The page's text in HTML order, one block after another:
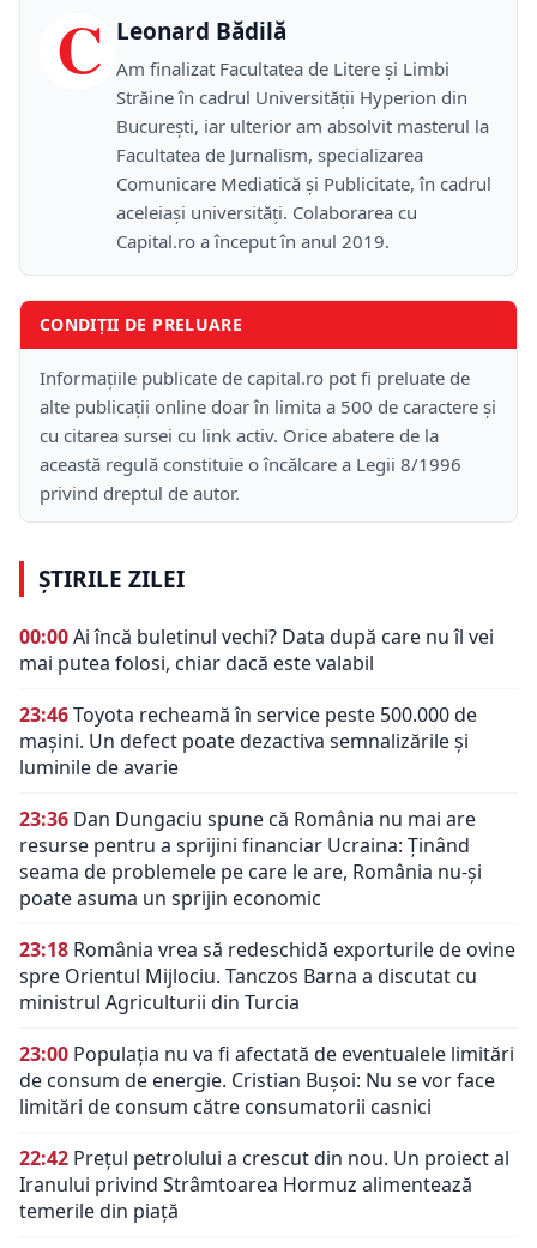
C Leonard Bădilă
Am finalizat Facultatea de Litere și Limbi
Străine în cadrul Universității Hyperion din
București, iar ulterior am absolvit masterul la
Facultatea de Jurnalism, specializarea
Comunicare Mediatică și Publicitate, în cadrul
aceleiași universități. Colaborarea cu
Capital.ro a început în anul 2019.
CONDIȚII DE PRELUARE
Informațiile publicate de capital.ro pot fi preluate de
alte publicații online doar în limita a 500 de caractere și
cu citarea sursei cu link activ. Orice abatere de la
această regulă constituie o încălcare a Legii 8/1996
privind dreptul de autor.
ȘTIRILE ZILEI
00:00Ai încă buletinul vechi? Data după care nu îl vei
mai putea folosi, chiar dacă este valabil
23:46Toyota recheamă în service peste 500.000 de
mașini. Un defect poate dezactiva semnalizările și
luminile de avarie
23:36 Dan Dungaciu spune că România nu mai are
resurse pentru a sprijini financiar Ucraina: Ținând
seama de problemele pe care le are, România nu-și
poate asuma un sprijin economic
23:18 România vrea să redeschidă exporturile de ovine
spre Orientul Mijlociu. Tanczos Barna a discutat cu
ministrul Agriculturii din Turcia
23:00 Populația nu va fi afectată de eventualele limitări
de consum de energie. Cristian Bușoi: Nu se vor face
limitări de consum către consumatorii casnici
22:42 Prețul petrolului a crescut din nou. Un proiect al
Iranului privind Strâmtoarea Hormuz alimentează
temerile din piață